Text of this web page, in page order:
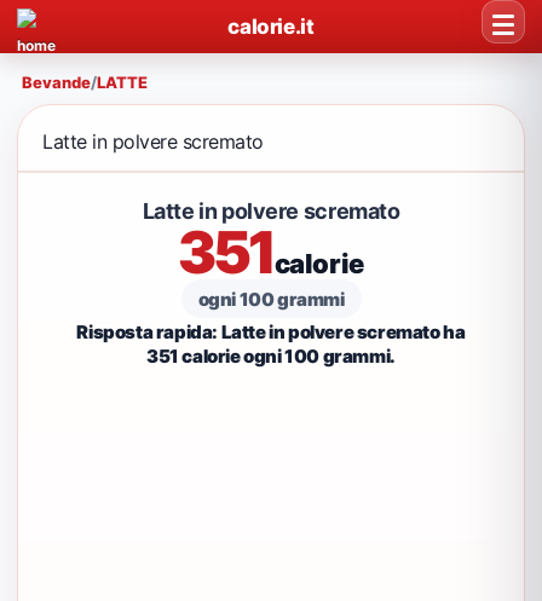
calorie.it
Bevande/LATTE
Latte in polvere scremato
Latte in polvere scremato
351calorie
ogni 100 grammi
Risposta rapida: Latte in polvere scremato ha
351 calorie ogni 100 grammi.